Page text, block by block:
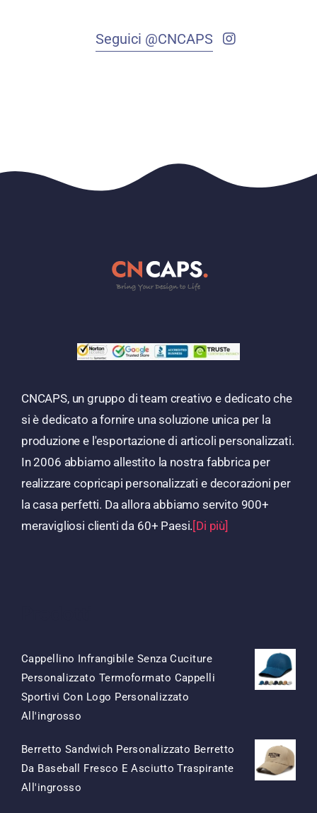
Seguici @CNCAPS
CNCAPS, un gruppo di team creativo e dedicato che
si è dedicato a fornire una soluzione unica per la
produzione e l'esportazione di articoli personalizzati.
In 2006 abbiamo allestito la nostra fabbrica per
realizzare copricapi personalizzati e decorazioni per
la casa perfetti. Da allora abbiamo servito 900+
meravigliosi clienti da 60+ Paesi. [Di più]
Cappellino Infrangibile Senza Cuciture
Personalizzato Termoformato Cappelli
Sportivi Con Logo Personalizzato
All'ingrosso
Originale
Era:
Attuale
È:
Berretto Sandwich Personalizzato Berretto
Da Baseball Fresco E Asciutto Traspirante
All'ingrosso